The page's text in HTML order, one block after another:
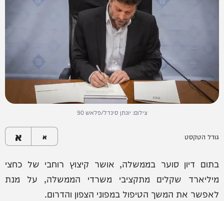
צילום: יונתן סינדל/פלאש 90
גודל הטקסט א א
בתום דיון סוער בממשלה, אושר קיצוץ רוחבי של כחצי
מיליארד שקלים מתקציבי משרדי הממשלה, על מנת
לאפשר את המשך הטיפול במפוני הצפון והדרום.